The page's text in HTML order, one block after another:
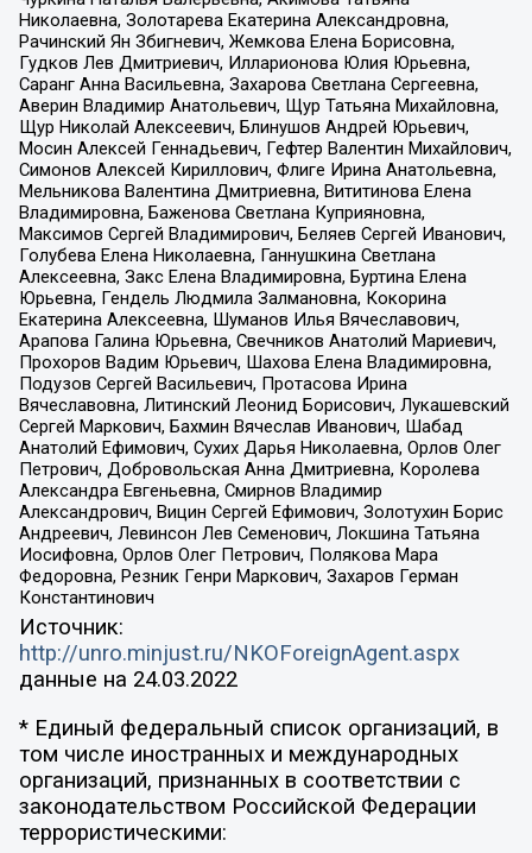
Николаевна, Золотарева Екатерина Александровна,
Рачинский Ян Збигневич, Жемкова Елена Борисовна,
Гудков Лев Дмитриевич, Илларионова Юлия Юрьевна,
Саранг Анна Васильевна, Захарова Светлана Сергеевна,
Аверин Владимир Анатольевич, Щур Татьяна Михайловна,
Щур Николай Алексеевич, Блинушов Андрей Юрьевич,
Мосин Алексей Геннадьевич, Гефтер Валентин Михайлович,
Симонов Алексей Кириллович, Флиге Ирина Анатольевна,
Мельникова Валентина Дмитриевна, Вититинова Елена
Владимировна, Баженова Светлана Куприяновна,
Максимов Сергей Владимирович, Беляев Сергей Иванович,
Голубева Елена Николаевна, Ганнушкина Светлана
Алексеевна, Закс Елена Владимировна, Буртина Елена
Юрьевна, Гендель Людмила Залмановна, Кокорина
Екатерина Алексеевна, Шуманов Илья Вячеславович,
Арапова Галина Юрьевна, Свечников Анатолий Мариевич,
Прохоров Вадим Юрьевич, Шахова Елена Владимировна,
Подузов Сергей Васильевич, Протасова Ирина
Вячеславовна, Литинский Леонид Борисович, Лукашевский
Сергей Маркович, Бахмин Вячеслав Иванович, Шабад
Анатолий Ефимович, Сухих Дарья Николаевна, Орлов Олег
Петрович, Добровольская Анна Дмитриевна, Королева
Александра Евгеньевна, Смирнов Владимир
Александрович, Вицин Сергей Ефимович, Золотухин Борис
Андреевич, Левинсон Лев Семенович, Локшина Татьяна
Иосифовна, Орлов Олег Петрович, Полякова Мара
Федоровна, Резник Генри Маркович, Захаров Герман
Константинович
Источник:
http://unro.minjust.ru/NKOForeignAgent.aspx
данные на 24.03.2022
* Единый федеральный список организаций, в
том числе иностранных и международных
организаций, признанных в соответствии с
законодательством Российской Федерации
террористическими: